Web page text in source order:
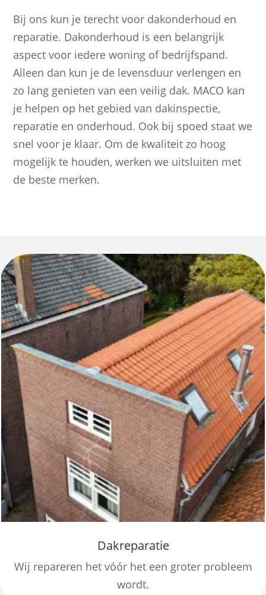
Bij ons kun je terecht voor dakonderhoud en
reparatie. Dakonderhoud is een belangrijk
aspect voor iedere woning of bedrijfspand.
Alleen dan kun je de levensduur verlengen en
zo lang genieten van een veilig dak. MACO kan
je helpen op het gebied van dakinspectie,
reparatie en onderhoud. Ook bij spoed staat we
snel voor je klaar. Om de kwaliteit zo hoog
mogelijk te houden, werken we uitsluiten met
de beste merken.
Dakreparatie
Wij repareren het vóór het een groter probleem
wordt.